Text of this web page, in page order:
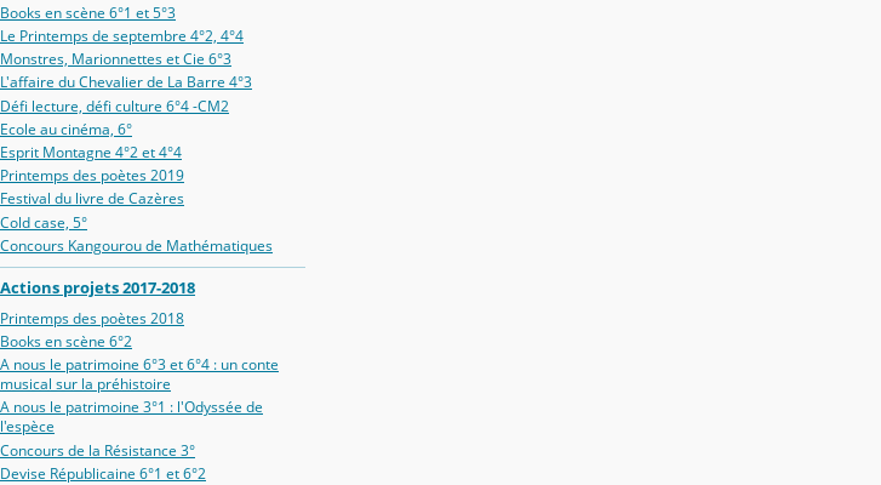
Books en scène 6°1 et 5°3
Le Printemps de septembre 4°2, 4°4
Monstres, Marionnettes et Cie 6°3
L'affaire du Chevalier de La Barre 4°3
Défi lecture, défi culture 6°4 -CM2
Ecole au cinéma, 6°
Esprit Montagne 4°2 et 4°4
Printemps des poètes 2019
Festival du livre de Cazères
Cold case, 5°
Concours Kangourou de Mathématiques
Actions projets 2017-2018
Printemps des poètes 2018
Books en scène 6°2
A nous le patrimoine 6°3 et 6°4 : un conte
musical sur la préhistoire
A nous le patrimoine 3°1 : l'Odyssée de
l'espèce
Concours de la Résistance 3°
Devise Républicaine 6°1 et 6°2